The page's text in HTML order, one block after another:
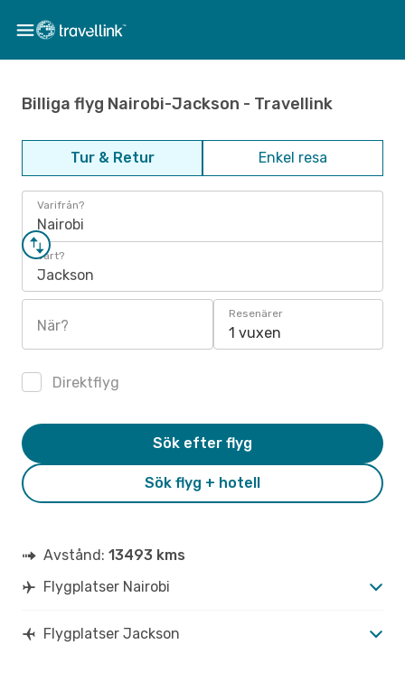
Billiga flyg Nairobi-Jackson - Travellink
Tur & Retur Enkel resa
Varifrån?
Nairobi
Vart?
Jackson
När?
Resenärer
1 vuxen
Direktflyg
Sök flyg + hotell
Sök efter flyg
Avstånd: 13493 kms
Flygplatser Nairobi
Flygplatser Jackson